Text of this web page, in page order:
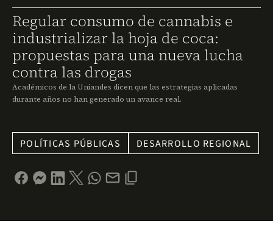
Regular consumo de cannabis e
industrializar la hoja de coca:
propuestas para una nueva lucha
contra las drogas
Académicos de la Uniandes dicen que las estrategias aplicadas
durante años no han generado un avance real.
POLÍTICAS PÚBLICAS DESARROLLO REGIONAL